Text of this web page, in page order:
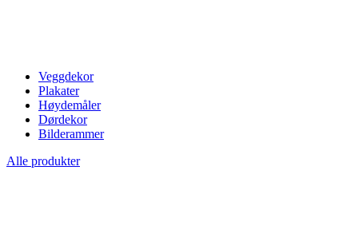
Veggdekor
Plakater
Høydemåler
Dørdekor
Bilderammer
Alle produkter